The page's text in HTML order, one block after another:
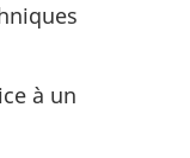
à un